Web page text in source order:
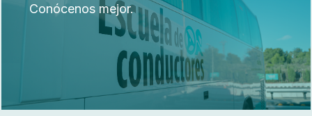
Conócenos mejor.